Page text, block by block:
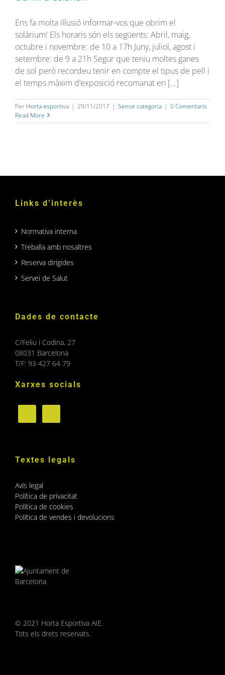
Ens fa molta il·lusió informar-vos que obrim el
solàrium! Els horaris són els següents: Abril, maig,
octubre i novembre: de 10 a 17h Juny, juliol, agost i
setembre: de 9 a 21h Segur que teniu moltes ganes
de sol però recordeu tenir en compte el tipus de pell i
el temps màxim d’exposició recomanat en [...]
Per Horta esportiva | 29/11/2017 | Sense categoria | 0 Comentaris
Read More
Links d’interès
Normativa interna
Treballa amb nosaltres
Reserva dirigides
Servei de Salut
Dades de contacte
C/Feliu i Codina, 27
08031 Barcelona
T/F: 93 427 64 79
Xarxes socials
Textes legals
Avís legal
Política de privacitat
Política de cookies
Política de vendes i devolucions
© 2021 Horta Esportiva AIE.
Tots els drets reservats.